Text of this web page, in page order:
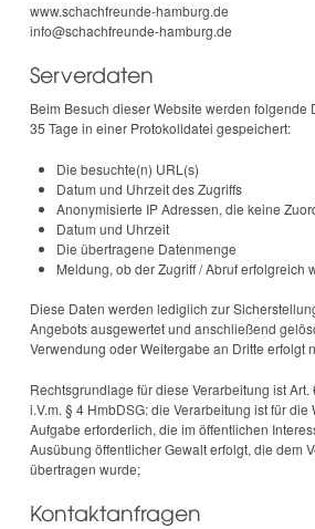
www.schachfreunde-hamburg.de
info@schachfreunde-hamburg.de
Serverdaten
Beim Besuch dieser Website werden folgende
35 Tage in einer Protokolldatei gespeichert:
Die besuchte(n) URL(s)
Datum und Uhrzeit des Zugriffs
Anonymisierte IP Adressen, die keine
Datum und Uhrzeit
Die übertragene Datenmenge
Meldung, ob der Zugriff / Abruf erfolgreich
Diese Daten werden lediglich zur
Angebots ausgewertet und anschließend
Verwendung oder Weitergabe an Dritte erfolgt
Rechtsgrundlage für diese Verarbeitung ist Art.
i.V.m. § 4 HmbDSG: die Verarbeitung ist für
Aufgabe erforderlich, die im öffentlichen
Ausübung öffentlicher Gewalt erfolgt, die dem
übertragen wurde;
Kontaktanfragen